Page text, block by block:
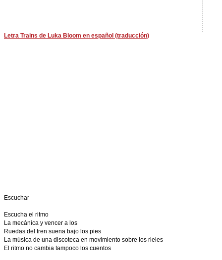
Letra Trains de Luka Bloom en español (traducción)
Escuchar
Escucha el ritmo
La mecánica y vencer a los
Ruedas del tren suena bajo los pies
La música de una discoteca en movimiento sobre los rieles
El ritmo no cambia tampoco los cuentos